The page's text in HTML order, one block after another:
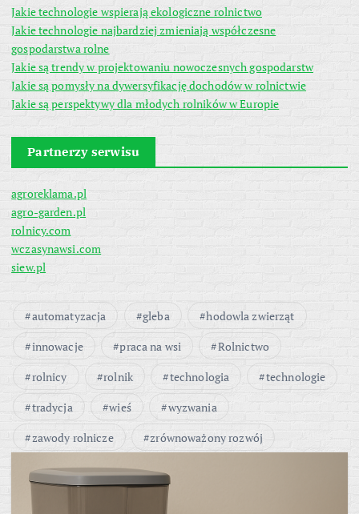
Jakie technologie wspierają ekologiczne rolnictwo
Jakie technologie najbardziej zmieniają współczesne
gospodarstwa rolne
Jakie są trendy w projektowaniu nowoczesnych gospodarstw
Jakie są pomysły na dywersyfikację dochodów w rolnictwie
Jakie są perspektywy dla młodych rolników w Europie
Partnerzy serwisu
agroreklama.pl
agro-garden.pl
rolnicy.com
wczasynawsi.com
siew.pl
automatyzacja gleba
hodowla zwierząt
innowacje
praca na wsi
Rolnictwo
rolnicy
rolnik technologia
technologie
tradycja
wieś
wyzwania
zawody rolnicze
zrównoważony rozwój